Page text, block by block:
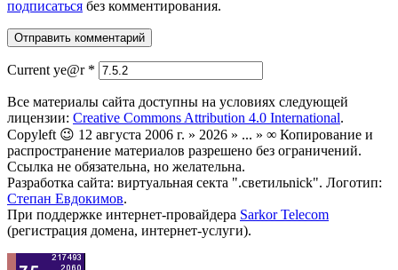
подписаться без комментирования.
Current ye@r *
Все материалы сайта доступны на условиях следующей
лицензии: Creative Commons Attribution 4.0 International.
Copyleft 😉 12 августа 2006 г. » 2026 » ... » ∞ Копирование и
распространение материалов разрешено без ограничений.
Ссылка не обязательна, но желательна.
Разработка сайта: виртуальная секта ".светильnick". Логотип:
Степан Евдокимов.
При поддержке интернет-провайдера Sarkor Telecom
(регистрация домена, интернет-услуги).